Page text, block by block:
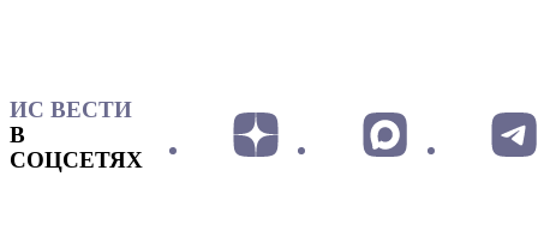
ИС ВЕСТИ
В
СОЦСЕТЯХ